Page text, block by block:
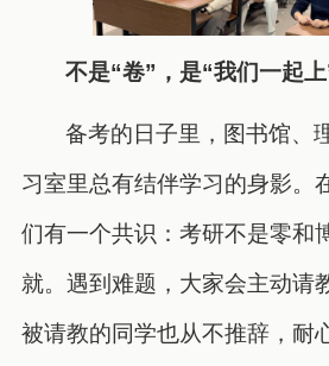
不是“卷”，是“我们一起上
备考的日子里，图书馆、
习室里总有结伴学习的身影。
们有一个共识：考研不是零和
就。遇到难题，大家会主动请
被请教的同学也从不推辞，耐